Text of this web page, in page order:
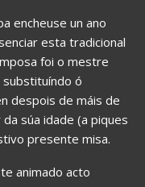
encheuse un ano
esta tradicional
foi o mestre
ó
despois de máis de
súa idade (a piques
presente misa.
animado acto